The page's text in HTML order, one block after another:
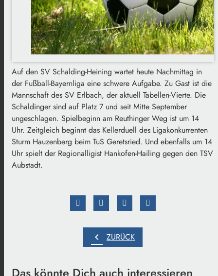
Auf den SV Schalding-Heining wartet heute Nachmittag in
der Fußball-Bayernliga eine schwere Aufgabe. Zu Gast ist die
Mannschaft des SV Erlbach, der aktuell Tabellen-Vierte. Die
Schaldinger sind auf Platz 7 und seit Mitte September
ungeschlagen. Spielbeginn am Reuthinger Weg ist um 14
Uhr. Zeitgleich beginnt das Kellerduell des Ligakonkurrenten
Sturm Hauzenberg beim TuS Geretsried. Und ebenfalls um 14
Uhr spielt der Regionalligist Hankofen-Hailing gegen den TSV
Aubstadt.
chevron_left ZURÜCK